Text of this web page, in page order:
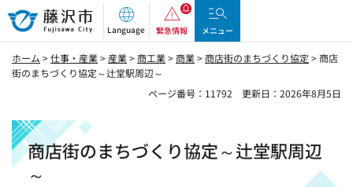
藤沢市
Language 緊急情報 メニュー
ホーム >仕事・産業> 産業>商工業>商業>商店街のまちづくり協定 > 商店
街のまちづくり協定～辻堂駅周辺～
ページ番号：11792
更新日：2026年8月5日
商店街のまちづくり協定～辻堂駅周辺
～